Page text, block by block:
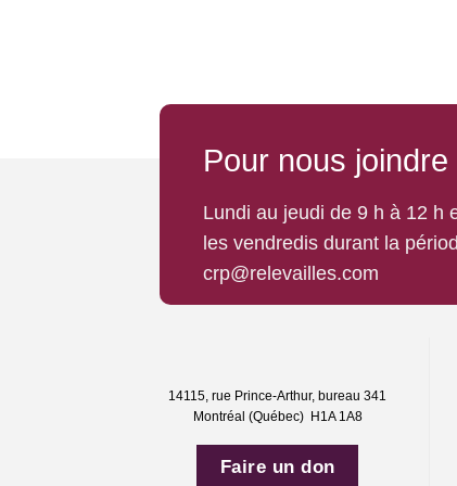
Pour nous joindre
Lundi au jeudi de 9 h à 12 h
les vendredis durant la
crp@relevailles.com
14115, rue Prince-Arthur, bureau 341
Montréal (Québec) H1A 1A8
Faire un don